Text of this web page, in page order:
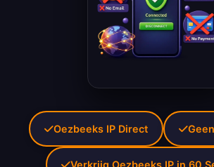
Oezbeeks IP Direct